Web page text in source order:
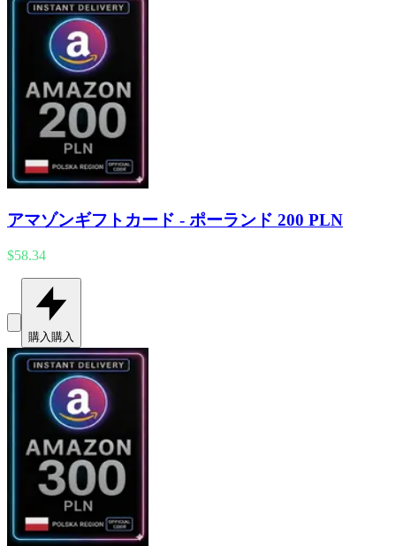
アマゾンギフトカード - ポーランド 200 PLN
$58.34
購入購入